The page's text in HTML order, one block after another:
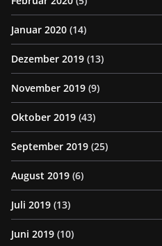
Januar 2020 (14)
Dezember 2019 (13)
November 2019 (9)
Oktober 2019 (43)
September 2019 (25)
August 2019 (6)
Juli 2019 (13)
Juni 2019 (10)